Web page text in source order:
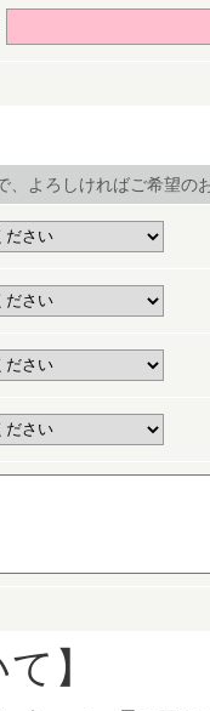
よろしければご希望の
】